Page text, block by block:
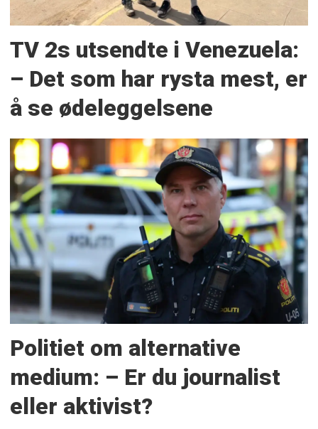
TV 2s utsendte i Venezuela:
– Det som har rysta mest, er
å se ødeleggelsene
Politiet om alternative
medium: – Er du journalist
eller aktivist?